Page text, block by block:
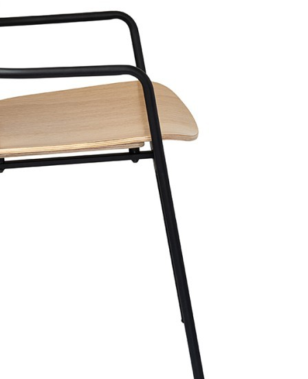
Обзор
Характеристики
Стул Torfrid выполнен в минималистичном стиле, что
позволяет использовать его для обустройства любого
современного пространства. Этот предмет мебели отлично
впишется в интерьер кухни, столовой или кабинета, сделав их
более функциональными и комфортными. Особенности и
преимущества: - Спинка и сиденье из шпонированной фанеры
не боятся механических повреждений, воздействия влаги,
температурных перепадов и деформации, обеспечивают стулу
привлекательный вид. - Ножки из прочного железа делают
конструкцию устойчивой, надежной и долговечной, не
подвержены коррозии. - Продуманный до мелочей дизайн
гарантирует удобную эксплуатацию, оптимальную поддержку
тела и комфорт для спины. Материалы: фанера, шпон ясеня,
железо. Высота сиденья: 45 см. Ширина сиденья: 45,5 см.
Глубина сиденья: 42,5 см. Высота спинки: 31,5 см. Ширина
спинки: 46 см. Высота подлокотников: 15 см. Максимальная
нагрузка: 120 кг. Цвет: светлый орех. Пыль и загрязнения с
поверхностей можно удалять при помощи мягкого влажного
материала. Сразу после очищения мебель рекомендуется
протереть сухой тканью. Запрещается применение жестких
щеток, абразивов и агрессивной бытовой химии.